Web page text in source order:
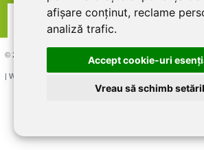
afișare conținut, reclame
analiză trafic.
Accept cookie-uri
Vreau să schimb
© 2026 DIRECT LINE INOX IMPEX SRL, RO7727821, J12/
| Website creat si optimizat de